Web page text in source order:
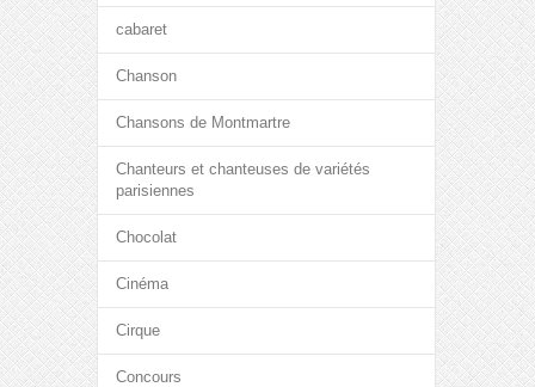
cabaret
Chanson
Chansons de Montmartre
Chanteurs et chanteuses de variétés
parisiennes
Chocolat
Cinéma
Cirque
Concours